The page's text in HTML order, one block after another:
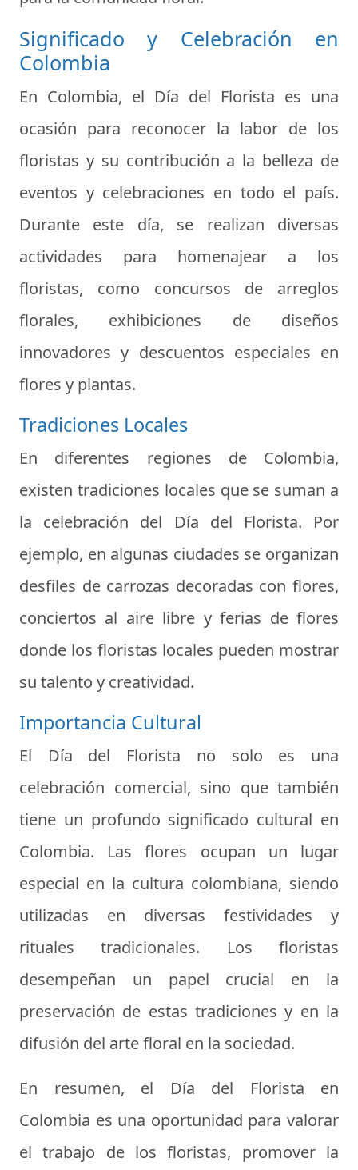
Significado y Celebración en
Colombia
En Colombia, el Día del Florista es una
ocasión para reconocer la labor de los
floristas y su contribución a la belleza de
eventos y celebraciones en todo el país.
Durante este día, se realizan diversas
actividades para homenajear a los
floristas, como concursos de arreglos
florales, exhibiciones de diseños
innovadores y descuentos especiales en
flores y plantas.
Tradiciones Locales
En diferentes regiones de Colombia,
existen tradiciones locales que se suman a
la celebración del Día del Florista. Por
ejemplo, en algunas ciudades se organizan
desfiles de carrozas decoradas con flores,
conciertos al aire libre y ferias de flores
donde los floristas locales pueden mostrar
su talento y creatividad.
Importancia Cultural
El Día del Florista no solo es una
celebración comercial, sino que también
tiene un profundo significado cultural en
Colombia. Las flores ocupan un lugar
especial en la cultura colombiana, siendo
utilizadas en diversas festividades y
rituales tradicionales. Los floristas
desempeñan un papel crucial en la
preservación de estas tradiciones y en la
difusión del arte floral en la sociedad.
En resumen, el Día del Florista en
Colombia es una oportunidad para valorar
el trabajo de los floristas, promover la